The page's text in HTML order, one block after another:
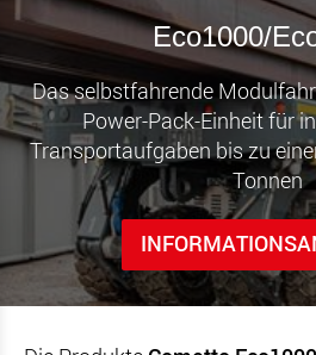
Eco1000/
Das selbstfahrende
Power-Pack-Einheit für
Transportaufgaben bis zu
Tonnen